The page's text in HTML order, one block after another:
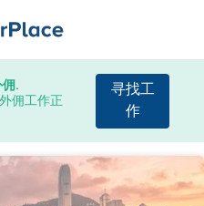
.
佣工作正
寻找工
作